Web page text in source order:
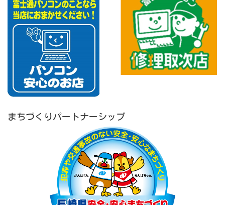
まちづくりパートナーシップ